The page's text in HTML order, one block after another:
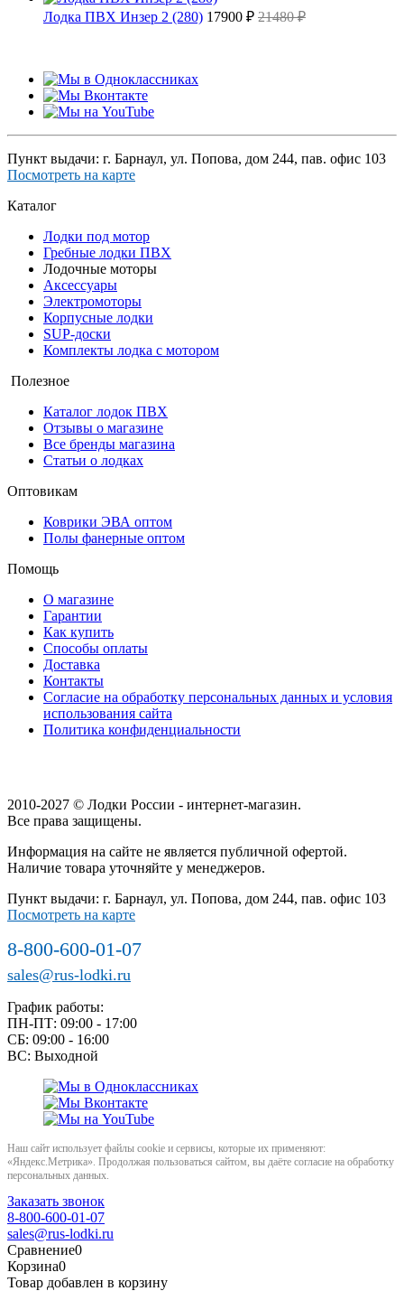
Лодка ПВХ Инзер 2 (280) 17900 ₽ 21480 ₽
Пункт выдачи: г. Барнаул, ул. Попова, дом 244, пав. офис 103
Посмотреть на карте
Каталог
Лодки под мотор
Гребные лодки ПВХ
Лодочные моторы
Аксессуары
Электромоторы
Корпусные лодки
SUP-доски
Комплекты лодка с мотором
Полезное
Каталог лодок ПВХ
Отзывы о магазине
Все бренды магазина
Статьи о лодках
Оптовикам
Коврики ЭВА оптом
Полы фанерные оптом
Помощь
О магазине
Гарантии
Как купить
Способы оплаты
Доставка
Контакты
Согласие на обработку персональных данных и условия
использования сайта
Политика конфиденциальности
2010-2027 © Лодки России - интернет-магазин.
Все права защищены.
Информация на сайте не является публичной офертой.
Наличие товара уточняйте у менеджеров.
Пункт выдачи: г. Барнаул, ул. Попова, дом 244, пав. офис 103
Посмотреть на карте
8-800-600-01-07
sales@rus-lodki.ru
График работы:
ПН-ПТ: 09:00 - 17:00
СБ: 09:00 - 16:00
ВС: Выходной
Наш сайт использует файлы cookie и сервисы, которые их применяют:
«Яндекс.Метрика». Продолжая пользоваться сайтом, вы даёте согласие на обработку
персональных данных.
Заказать звонок
8-800-600-01-07
sales@rus-lodki.ru
Сравнение0
Корзина0
Товар добавлен в корзину